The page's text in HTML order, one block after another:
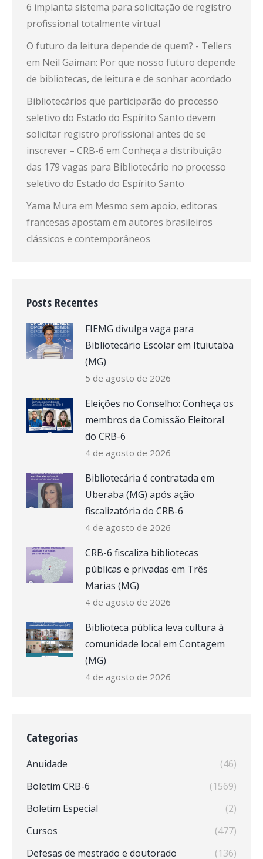
6 implanta sistema para solicitação de registro
profissional totalmente virtual
O futuro da leitura depende de quem? - Tellers
em Neil Gaiman: Por que nosso futuro depende
de bibliotecas, de leitura e de sonhar acordado
Bibliotecários que participarão do processo
seletivo do Estado do Espírito Santo devem
solicitar registro profissional antes de se
inscrever – CRB-6 em Conheça a distribuição
das 179 vagas para Bibliotecário no processo
seletivo do Estado do Espírito Santo
Yama Mura em Mesmo sem apoio, editoras
francesas apostam em autores brasileiros
clássicos e contemporâneos
Posts Recentes
FIEMG divulga vaga para
Bibliotecário Escolar em Ituiutaba
(MG)
5 de agosto de 2026
Eleições no Conselho: Conheça os
membros da Comissão Eleitoral
do CRB-6
4 de agosto de 2026
Bibliotecária é contratada em
Uberaba (MG) após ação
fiscalizatória do CRB-6
4 de agosto de 2026
CRB-6 fiscaliza bibliotecas
públicas e privadas em Três
Marias (MG)
4 de agosto de 2026
Biblioteca pública leva cultura à
comunidade local em Contagem
(MG)
4 de agosto de 2026
Categorias
Anuidade
(46)
Boletim CRB-6
(1569)
Boletim Especial
(2)
Cursos
(477)
Defesas de mestrado e doutorado
(136)